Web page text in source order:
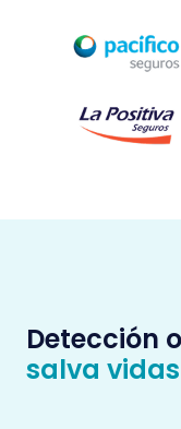
Detección
salva vidas